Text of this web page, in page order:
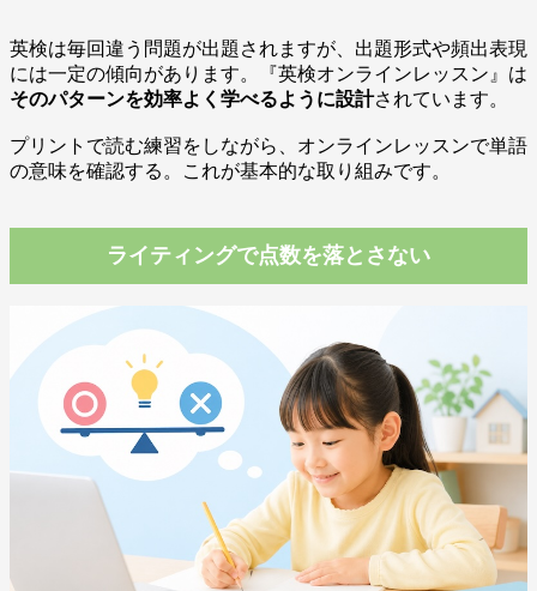
英検は毎回違う問題が出題されますが、出題形式や頻出表現
には一定の傾向があります。『英検オンラインレッスン』は
そのパターンを効率よく学べるように設計されています。
プリントで読む練習をしながら、オンラインレッスンで単語
の意味を確認する。これが基本的な取り組みです。
ライティングで点数を落とさない